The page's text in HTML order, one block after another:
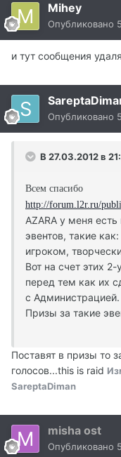
Mihey
Опубликовано
и тут сообщения
Опубликовано
В 27.03.2012 в
Всем спасибо
http://forum.l2r.ru/
AZARA у меня
эвентов, такие
игроком,
Вот на счет этих
перед тем как их
с Администрацией.
Призы за такие
Поставят в призы то
голосов...this is raid
SareptaDiman
misha ost
Опубликовано